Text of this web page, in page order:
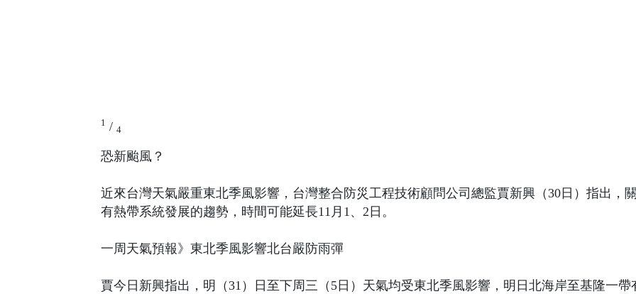
1 / 4
恐新颱風？
近來台灣天氣嚴重東北季風影響，台灣整合防災工程技術顧問公司總監賈新興（30日）指出，
有熱帶系統發展的趨勢，時間可能延長11月1、2日。
一周天氣預報》東北季風影響北台嚴防雨彈
賈今日新興指出，明（31）日至下周三（5日）天氣均受東北季風影響，明日北海岸至基隆一帶